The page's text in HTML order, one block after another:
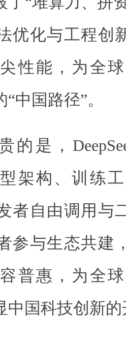
优化与工程创
性能，为全
中国路径”。
的是，
架构、训练
者自由调用与
参与生态共建
普惠，为全
中国科技创新